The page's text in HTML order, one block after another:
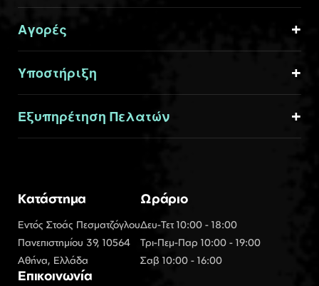
Αγορές
Υποστήριξη
Εξυπηρέτηση Πελατών
Κατάστημα
Εντός Στοάς Πεσματζόγλου
Πανεπιστημίου 39, 10564
Αθήνα, Ελλάδα
Ωράριο
Δευ-Τετ 10:00 - 18:00
Τρι-Πεμ-Παρ 10:00 - 19:00
Σαβ 10:00 - 16:00
Επικοινωνία